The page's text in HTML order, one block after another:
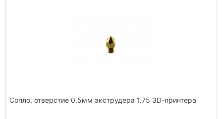
Сопло, отверстие 0.5мм экструдера 1.75 3D-принтера